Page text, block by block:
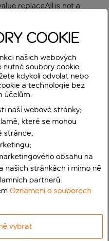
is not a
COOKIE
našich webových
soubory cookie.
kdykoli odvolat nebo
a technologie bez
účelům.
naší webové stránky;
které se mohou
stránce;
obsahu na
našich stránkách i mimo ně
partnerů.
Oznámení o souborech
vybrat